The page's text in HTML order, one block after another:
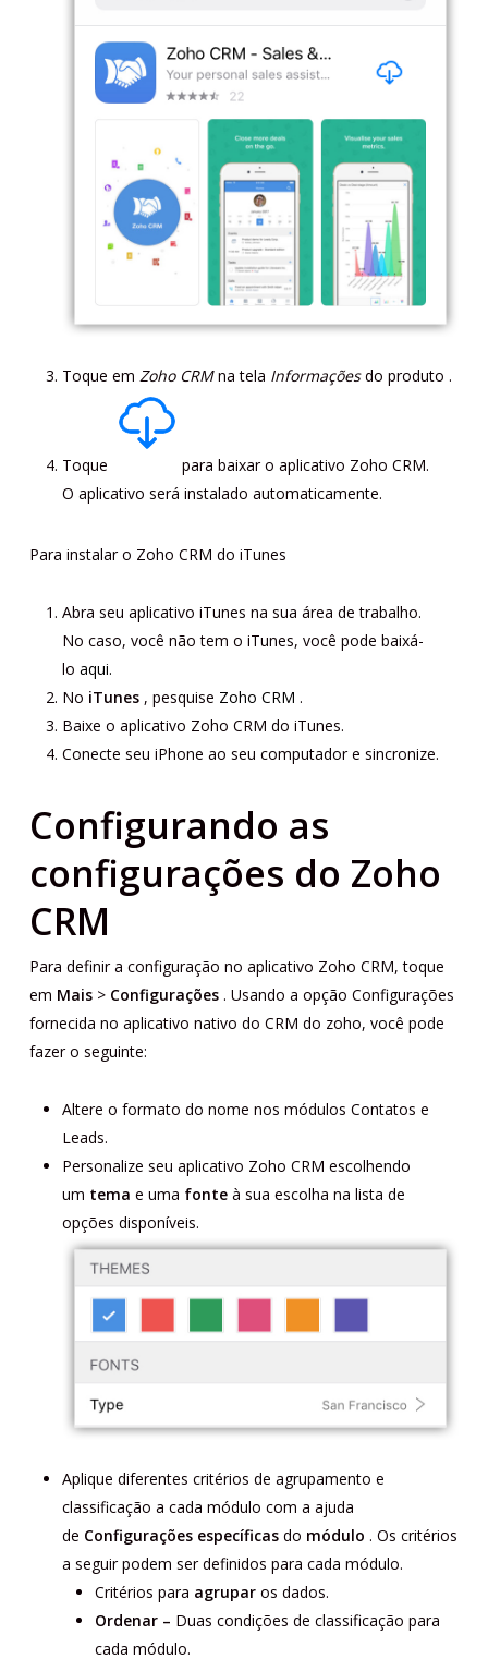
Toque em Zoho CRMna tela Informaçõesdo produto .
Toque
para baixar o aplicativo Zoho CRM.
O aplicativo será instalado automaticamente.
Para instalar o Zoho CRM do iTunes
Abra seu aplicativo iTunes na sua área de trabalho.
No caso, você não tem o iTunes, você pode baixá-
lo aqui.
No iTunes, pesquise Zoho CRM .
Baixe o aplicativo Zoho CRM do iTunes.
Conecte seu iPhone ao seu computador e sincronize.
Configurando as
configurações do Zoho
CRM
Para definir a configuração no aplicativo Zoho CRM, toque
em Mais> Configurações. Usando a opção Configurações
fornecida no aplicativo nativo do CRM do zoho, você pode
fazer o seguinte:
Altere o formato do nome nos módulos Contatos e
Leads.
Personalize seu aplicativo Zoho CRM escolhendo
um tema e uma fonteà sua escolha na lista de
opções disponíveis.
Aplique diferentes critérios de agrupamento e
classificação a cada módulo com a ajuda
de Configurações específicasdo módulo . Os critérios
a seguir podem ser definidos para cada módulo.
Critérios para agruparos dados.
Ordenar – Duas condições de classificação para
cada módulo.